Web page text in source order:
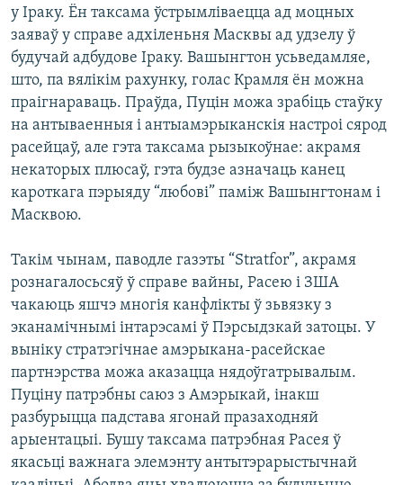
у Іраку. Ён таксама ўстрымліваецца ад моцных
заяваў у справе адхіленьня Масквы ад удзелу ў
будучай адбудове Іраку. Вашынгтон усьведамляе,
што, па вялікім рахунку, голас Крамля ён можна
праігнараваць. Праўда, Пуцін можа зрабіць стаўку
на антываенныя і антыамэрыканскія настроі сярод
расейцаў, але гэта таксама рызыкоўнае: акрамя
некаторых плюсаў, гэта будзе азначаць канец
кароткага пэрыяду “любові” паміж Вашынгтонам і
Масквою.
Такім чынам, паводле газэты “Stratfor”, акрамя
рознагалосьсяў ў справе вайны, Расею і ЗША
чакаюць яшчэ многія канфлікты ў зьвязку з
эканамічнымі інтарэсамі ў Пэрсыдзкай затоцы. У
выніку стратэгічнае амэрыкана-расейскае
партнэрства можа аказацца нядоўгатрывалым.
Пуціну патрэбны саюз з Амэрыкай, інакш
разбурыцца падстава ягонай празаходняй
арыентацыі. Бушу таксама патрэбная Расея ў
якасьці важнага элемэнту антытэрарыстычнай